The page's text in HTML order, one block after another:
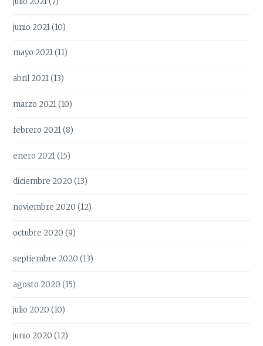
junio 2021(10)
mayo 2021(11)
abril 2021(13)
marzo 2021(10)
febrero 2021(8)
enero 2021(15)
diciembre 2020 (13)
noviembre 2020 (12)
octubre 2020 (9)
septiembre 2020 (13)
agosto 2020 (15)
julio 2020 (10)
junio 2020 (12)